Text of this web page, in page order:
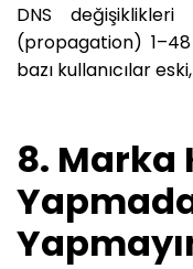
DNS
(propagation)
bazı kullanıcılar
8. Marka